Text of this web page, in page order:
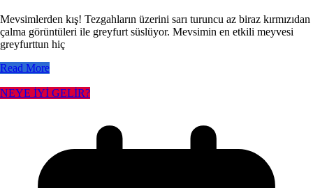
Mevsimlerden kış! Tezgahların üzerini sarı turuncu az biraz kırmızıdan
çalma görüntüleri ile greyfurt süslüyor. Mevsimin en etkili meyvesi
greyfurttun hiç
Read More
NEYE İYİ GELİR?